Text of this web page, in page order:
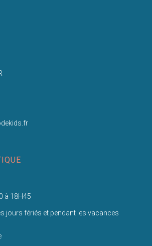
à 18H45
jours fériés et pendant les vacances